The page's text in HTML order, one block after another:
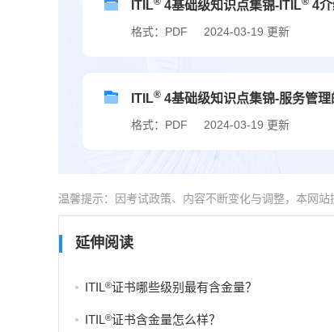
ITIL 4基础级知识点集锦-ITIL 4
格式：PDF 2024-03-19 更新
ITIL® 4基础级知识点集锦-服务管
格式：PDF 2024-03-19 更新
温馨提示：因考试政策、内容不断变化与调整，本网
延伸阅读
ITIL®证书哪些级别最有含金量？
ITIL®证书含金量怎么样？